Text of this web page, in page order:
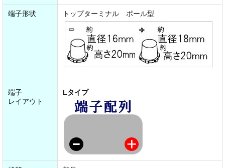
端子形状 トップターミナル ポール型
端子
レイアウト
Lタイプ